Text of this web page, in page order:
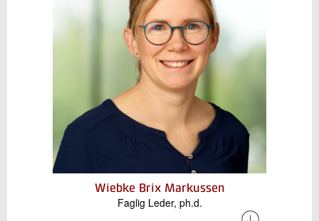
termisk lagring – herunder integration med
varmepumper og industrielle energisystemer.
Han er desuden specialiseret i dekarbonisering
af industrielle processer – herunder
teknoøkonomisk analyse af energisystemer.
Wiebke Brix Markussen
Faglig Leder, ph.d.